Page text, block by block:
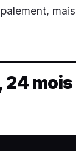
24 mois